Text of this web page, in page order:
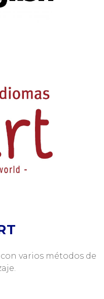
varios métodos de